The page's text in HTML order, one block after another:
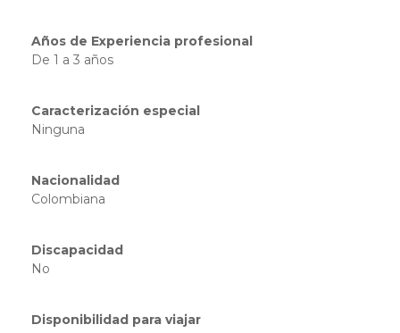
Años de Experiencia profesional
De 1 a 3 años
Caracterización especial
Ninguna
Nacionalidad
Colombiana
Discapacidad
No
Disponibilidad para viajar